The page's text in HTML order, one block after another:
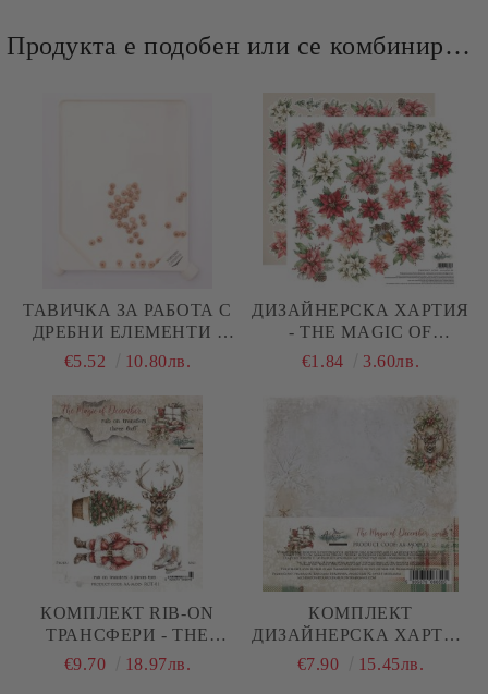
Продукта е подобен или се комбинира добре и със следните продукти :
ТАВИЧКА ЗА РАБОТА С
ДРЕБНИ ЕЛЕМЕНТИ -
БРОКАТ, МЪНИСТА,
€5.52 10.80лв.
ДИЗАЙНЕРСКА ХАРТИЯ
- THE MAGIC OF
DECEMBER - FLOWERS -
€1.84 3.60лв.
КОМПЛЕКТ RIB-ON
ТРАНСФЕРИ - THE
MAGIC OF DECEMBER -
€9.70 18.97лв.
КОМПЛЕКТ
ДИЗАЙНЕРСКА ХАРТИЯ
- THE MAGIC OF
€7.90 15.45лв.